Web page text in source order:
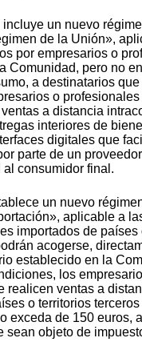
incluye un nuevo
de la Unión»,
por empresarios o
Comunidad, pero no
a destinatarios
o
a distancia
interiores de
digitales que
parte de un
consumidor final.
un nuevo
aplicable a
importados de países
acogerse,
establecido en la
los
realicen ventas a
o territorios
exceda de 150 euros,
sean objeto de